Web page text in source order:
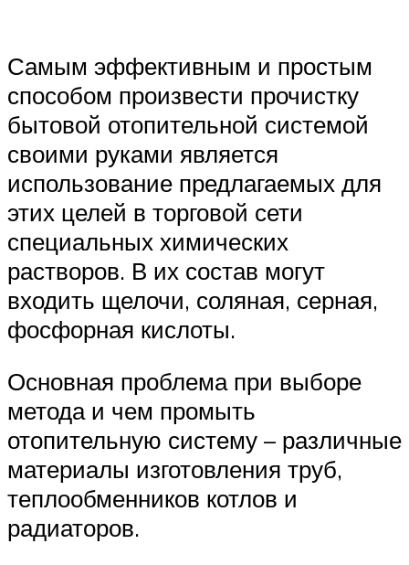
Самым эффективным и простым
способом произвести прочистку
бытовой отопительной системой
своими руками является
использование предлагаемых для
этих целей в торговой сети
специальных химических
растворов. В их состав могут
входить щелочи, соляная, серная,
фосфорная кислоты.
Основная проблема при выборе
метода и чем промыть
отопительную систему – различные
материалы изготовления труб,
теплообменников котлов и
радиаторов.